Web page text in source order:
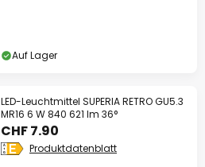
Auf Lager
LED-Leuchtmittel SUPERIA RETRO GU5.3
MR16 6 W 840 621 lm 36°
CHF 7.90
Produktdatenblatt